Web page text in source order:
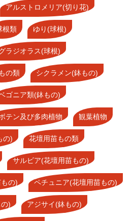
アルストロメリア(切り花)
根類 ゆり(球根)
ラジオラス(球根)
の類 シクラメン(鉢もの)
ゴニア類(鉢もの)
テン及び多肉植物 観葉植物
の) 花壇用苗もの類
サルビア(花壇用苗もの)
の) ペチュニア(花壇用苗もの)
) アジサイ(鉢もの)